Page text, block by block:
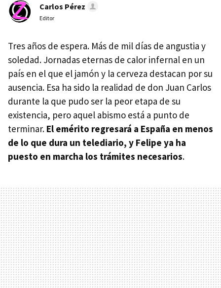
Carlos Pérez
Editor
Tres años de espera. Más de mil días de angustia y
soledad. Jornadas eternas de calor infernal en un
país en el que el jamón y la cerveza destacan por su
ausencia. Esa ha sido la realidad de don Juan Carlos
durante la que pudo ser la peor etapa de su
existencia, pero aquel abismo está a punto de
terminar. El emérito regresará a España en menos
de lo que dura un telediario, y Felipe ya ha
puesto en marcha los trámites necesarios.